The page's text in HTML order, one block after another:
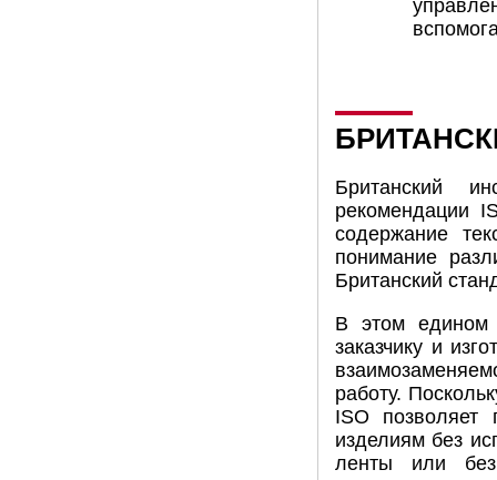
Британский
рекомендации
содержание
понимание
Британский
В этом едином
заказчику и
работу.
ISO позволяет
изделиям без
ленты или без